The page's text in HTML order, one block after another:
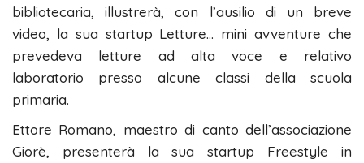
bibliotecaria, illustrerà, con l’ausilio di un breve
video, la sua startup Letture… mini avventure che
prevedeva letture ad alta voce e relativo
laboratorio presso alcune classi della scuola
primaria.
Ettore Romano, maestro di canto dell’associazione
Giorè, presenterà la sua startup Freestyle in